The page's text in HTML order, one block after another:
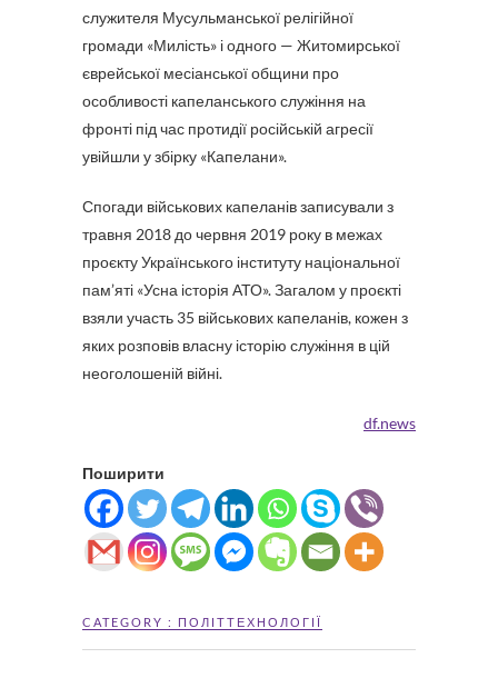
служителя Мусульманської релігійної
громади «Милість» і одного — Житомирської
єврейської месіанської общини про
особливості капеланського служіння на
фронті під час протидії російській агресії
увійшли у збірку «Капелани».
Спогади військових капеланів записували з
травня 2018 до червня 2019 року в межах
проєкту Українського інституту національної
пам’яті «Усна історія АТО». Загалом у проєкті
взяли участь 35 військових капеланів, кожен з
яких розповів власну історію служіння в цій
неоголошеній війні.
df.news
Поширити
CATEGORY : ПОЛІТТЕХНОЛОГІЇ